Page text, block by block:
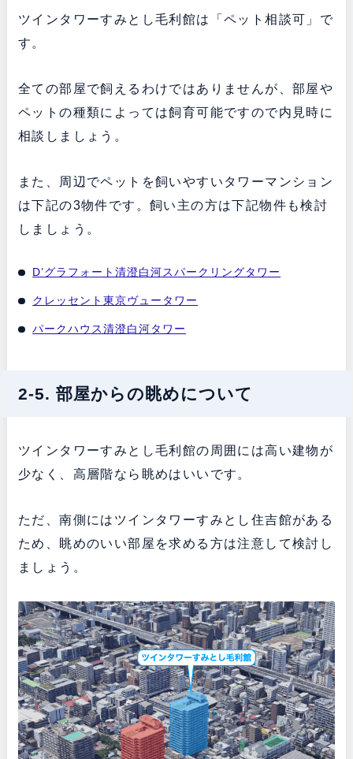
ツインタワーすみとし毛利館は「ペット相談可」で
す。
全ての部屋で飼えるわけではありませんが、部屋や
ペットの種類によっては飼育可能ですので内見時に
相談しましょう。
また、周辺でペットを飼いやすいタワーマンション
は下記の3物件です。飼い主の方は下記物件も検討
しましょう。
D’グラフォート清澄白河スパークリングタワー
クレッセント東京ヴュータワー
パークハウス清澄白河タワー
2-5. 部屋からの眺めについて
ツインタワーすみとし毛利館の周囲には高い建物が
少なく、高層階なら眺めはいいです。
ただ、南側にはツインタワーすみとし住吉館がある
ため、眺めのいい部屋を求める方は注意して検討し
ましょう。